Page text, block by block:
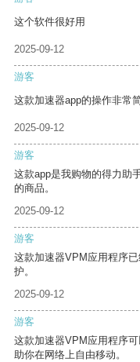
这个软件很好用
2025-09-12
游客
这款加速器app的操作非常
2025-09-12
游客
这款app是我购物的得力助
的商品。
2025-09-12
游客
这款加速器VPM应用程序
护。
2025-09-12
游客
这款加速器VPM应用程序
助你在网络上自由移动。